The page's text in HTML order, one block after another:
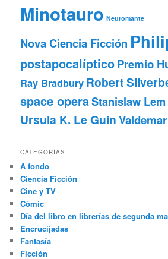
Minotauro Neuromante
Nova Ciencia Ficción
postapocalípticoPremio
Ray Bradbury Robert
space operaStanislaw Lem
Ursula K. Le GuinValdemar
CATEGORÍAS
A fondo
Ciencia Ficción
Cine y TV
Cómic
Día del libro en librerías de segunda
Encrucijadas
Fantasía
Ficción